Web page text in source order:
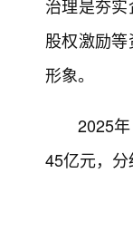
治理是夯
股权激励
形象。
2025
45亿元，